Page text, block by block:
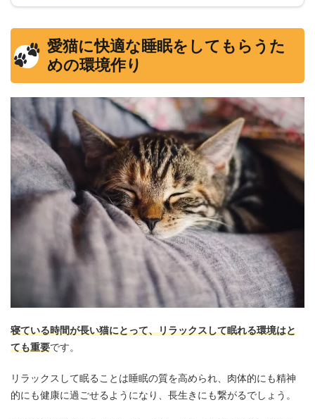
愛猫に快適な睡眠をしてもらうた
めの環境作り
寝ている時間が長い猫にとって、リラックスして眠れる環境はと
ても重要です。
リラックスして眠ることは睡眠の質を高められ、肉体的にも精神
的にも健康に過ごせるようになり、長生きにも繋がるでしょう。